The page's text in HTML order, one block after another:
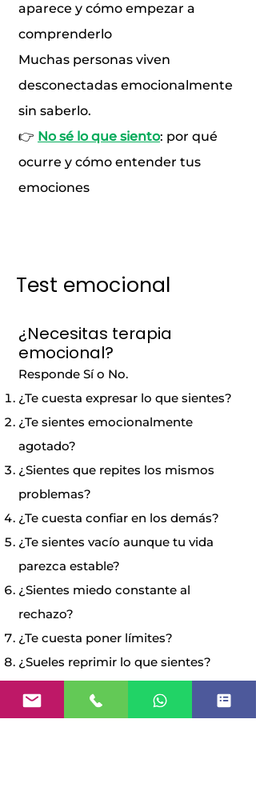
aparece y cómo empezar a
comprenderlo
Muchas personas viven
desconectadas emocionalmente
sin saberlo.
👉 No sé lo que siento: por qué
ocurre y cómo entender tus
emociones
Test emocional
¿Necesitas terapia
emocional?
Responde Sí o No.
¿Te cuesta expresar lo que sientes?
¿Te sientes emocionalmente
agotado?
¿Sientes que repites los mismos
problemas?
¿Te cuesta confiar en los demás?
¿Te sientes vacío aunque tu vida
parezca estable?
¿Sientes miedo constante al
rechazo?
¿Te cuesta poner límites?
¿Sueles reprimir lo que sientes?
¿Tu infancia todavía parece influir
en tus relaciones?